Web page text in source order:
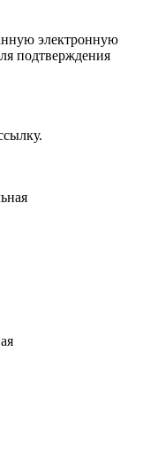
электронную
подтверждения